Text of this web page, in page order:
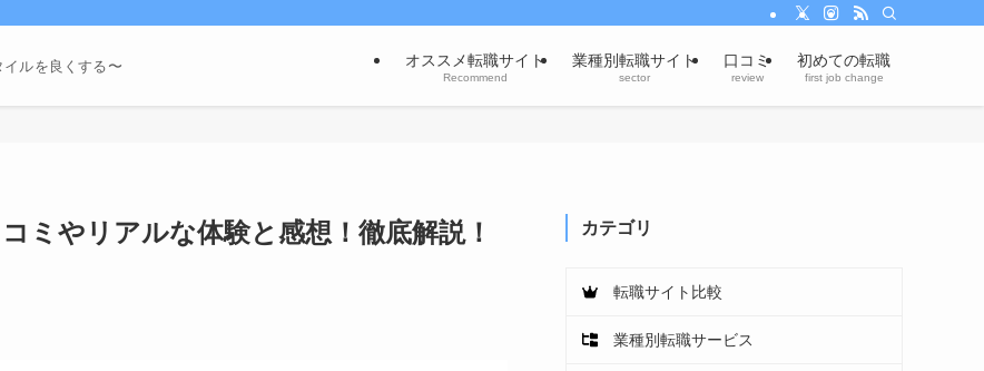
イルを良くする〜 オススメ転職サイト
Recommend
業種別転職サイト
sector
口コミ
review
初めての転職
first job change
ミやリアルな体験と感想！徹底解説！
カテゴリ
転職サイト比較
業種別転職サービス